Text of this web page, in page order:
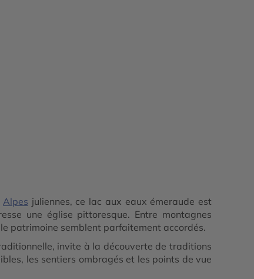
Alpes juliennes, ce lac aux eaux émeraude est
une église pittoresque. Entre montagnes
patrimoine semblent parfaitement accordés.
invite à la découverte de traditions
les sentiers ombragés et les points de vue